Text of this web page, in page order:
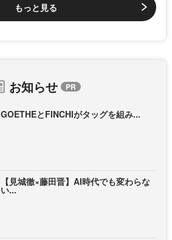
もっと見る
お知らせ
GOETHEとFINCHIがタッグを組み...
【見城徹×藤田晋】AI時代でも変わらな
い...